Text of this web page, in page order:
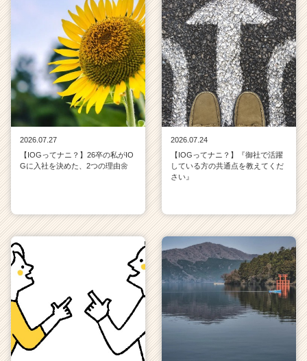
2026.07.27
【IOGってナニ？】26卒の私がIO
Gに入社を決めた、2つの理由🌼
2026.07.24
【IOGってナニ？】『御社で活躍
している方の共通点を教えてくだ
さい』